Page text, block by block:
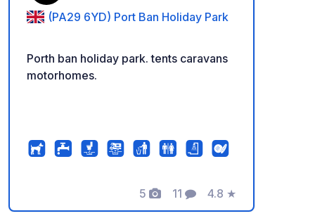
(PA29 6YD) Port Ban Holiday Park
Porth ban holiday park. tents caravans
motorhomes.
5
Fotos
11
Comentarios
4.8
Calificación
★